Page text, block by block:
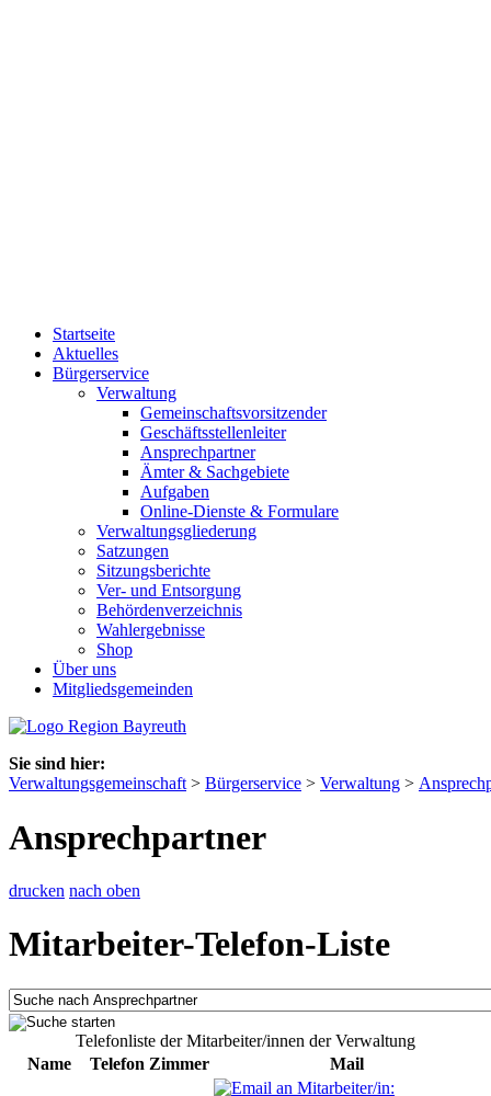
Startseite
Aktuelles
Bürgerservice
Verwaltung
Gemeinschaftsvorsitzender
Geschäftsstellenleiter
Ansprechpartner
Ämter & Sachgebiete
Aufgaben
Online-Dienste & Formulare
Verwaltungsgliederung
Satzungen
Sitzungsberichte
Ver- und Entsorgung
Behördenverzeichnis
Wahlergebnisse
Shop
Über uns
Mitgliedsgemeinden
Sie sind hier:
Verwaltungsgemeinschaft > Bürgerservice > Verwaltung >
Ansprechpartner
drucken nach oben
Mitarbeiter-Telefon-Liste
Telefonliste der Mitarbeiter/innen der Verwaltung
Name
Telefon Zimmer Mail